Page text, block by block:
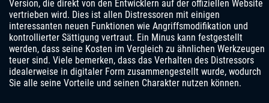
Version, die direkt von den Entwicklern auf der offiziellen Website
vertrieben wird. Dies ist allen Distressoren mit einigen
interessanten neuen Funktionen wie Angriffsmodifikation und
kontrollierter Sättigung vertraut. Ein Minus kann festgestellt
werden, dass seine Kosten im Vergleich zu ähnlichen Werkzeugen
teuer sind. Viele bemerken, dass das Verhalten des Distressors
idealerweise in digitaler Form zusammengestellt wurde, wodurch
Sie alle seine Vorteile und seinen Charakter nutzen können.